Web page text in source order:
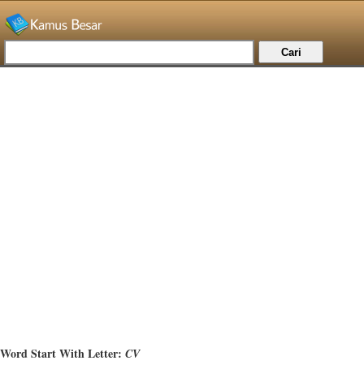
Word Start With Letter: CV